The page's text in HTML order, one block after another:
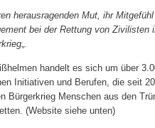
herausragenden Mut, ihr
bei der Rettung von Zivilisten
„.
handelt es sich um über
Initiativen und Berufen, die seit
Bürgerkrieg Menschen aus den
(Website siehe unten)